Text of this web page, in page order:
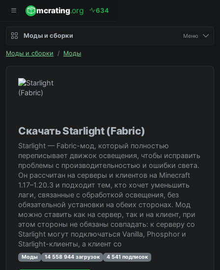
mcrating.org 634
Моды и сборки Меню
Моды и сборки / Моды
Скачать Starlight (Fabric)
Starlight — Fabric-мод, который полностью
переписывает движок освещения, чтобы исправить
проблемы с производительностью и ошибки света.
Он рассчитан на серверы и клиентов на Minecraft
1.17–1.20.3 и подходит тем, кто хочет уменьшить
лаги, связанные с обработкой освещения, без
обязательной установки на обеих сторонах. Мод
можно ставить как на сервер, так и на клиент, при
этом стороны не обязаны совпадать: к серверу со
Starlight могут подключаться Vanilla, Phosphor и
Starlight-клиенты, а клиент со
Моды 14 558 944 загрузок 4 541 подписок